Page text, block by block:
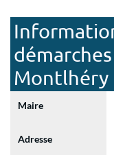
Montlhéry
Maire
Adresse